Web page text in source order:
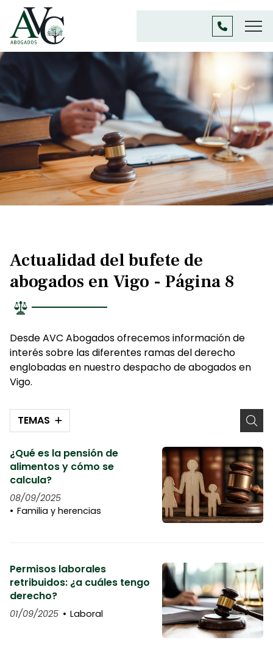
Actualidad del bufete de
abogados en Vigo - Página 8
Desde AVC Abogados ofrecemos información de
interés sobre las diferentes ramas del derecho
englobadas en nuestro despacho de abogados en
Vigo.
TEMAS
¿Qué es la pensión de
alimentos y cómo se
calcula?
08/09/2025
Familia y herencias
Permisos laborales
retribuidos: ¿a cuáles tengo
derecho?
01/09/2025 Laboral